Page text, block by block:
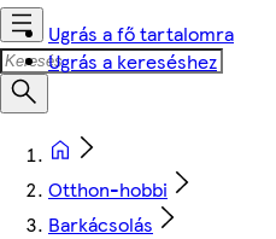
Ugrás a fő tartalomra
Ugrás a kereséshez
Otthon-hobbi
Barkácsolás